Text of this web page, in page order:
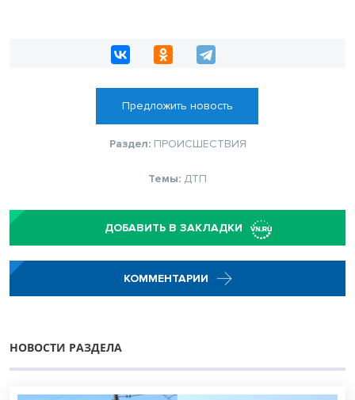
Предложить новость
Раздел: ПРОИСШЕСТВИЯ
Темы: ДТП
ДОБАВИТЬ В ЗАКЛАДКИ
КОММЕНТАРИИ
НОВОСТИ РАЗДЕЛА